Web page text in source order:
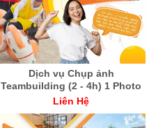
Dịch vụ Chụp ảnh
Teambuilding (2 - 4h) 1 Photo
Liên Hệ